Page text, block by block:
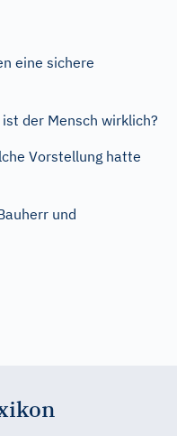
eine sichere
der Mensch wirklich?
Vorstellung hatte
und